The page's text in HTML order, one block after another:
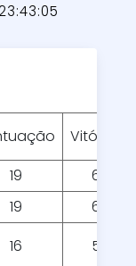
Vitórias
19
6
19
6
16
5